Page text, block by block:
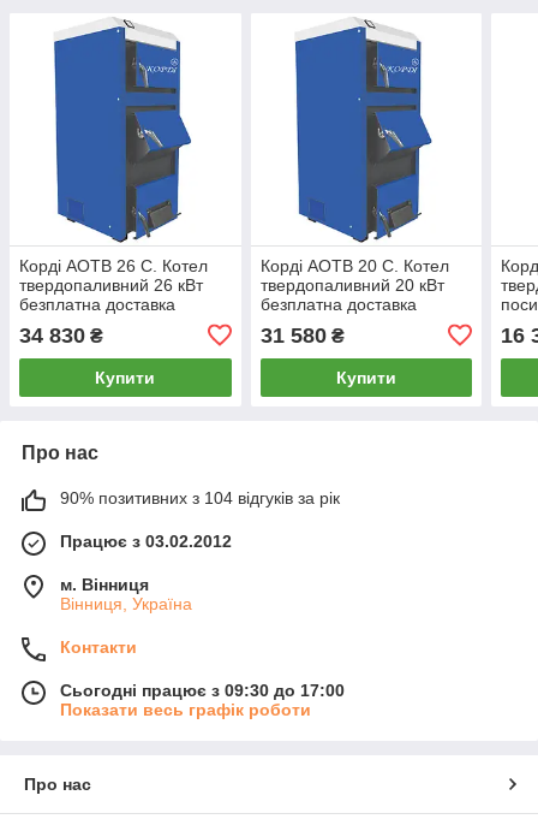
Корді АОТВ 26 С. Котел
твердопаливний 26 кВт
безплатна доставка
34 830 ₴
Купити
Корді АОТВ 20 С. Котел
твердопаливний 20 кВт
безплатна доставка
31 580₴
Купити
16
Про нас
90% позитивних з 104 відгуків за рік
Працює з 03.02.2012
м. Вінниця
Вінниця, Україна
Контакти
Сьогодні працює з 09:30 до 17:00
Показати весь графік роботи
Про нас